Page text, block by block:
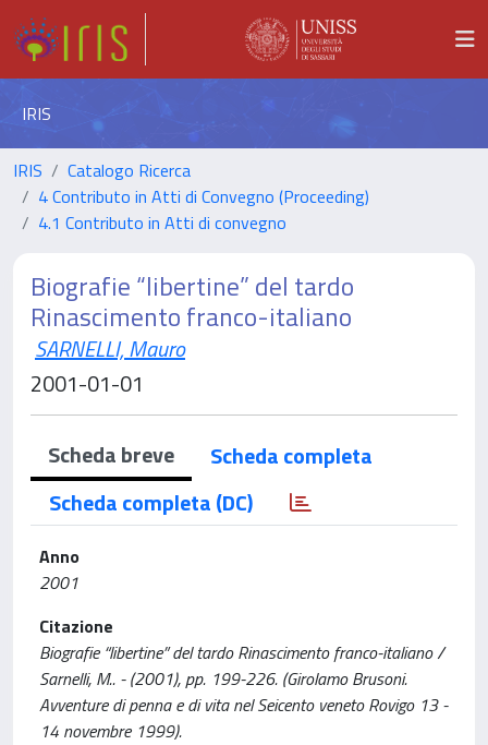
IRIS
IRIS
Catalogo Ricerca
4 Contributo in Atti di Convegno (Proceeding)
4.1 Contributo in Atti di convegno
Biografie “libertine” del tardo
Rinascimento franco-italiano
SARNELLI, Mauro
2001-01-01
Scheda breve
Scheda completa
Scheda completa (DC)
Anno
2001
Citazione
Biografie “libertine” del tardo Rinascimento franco-italiano /
Sarnelli, M.. - (2001), pp. 199-226. (Girolamo Brusoni.
Avventure di penna e di vita nel Seicento veneto Rovigo 13 -
14 novembre 1999).